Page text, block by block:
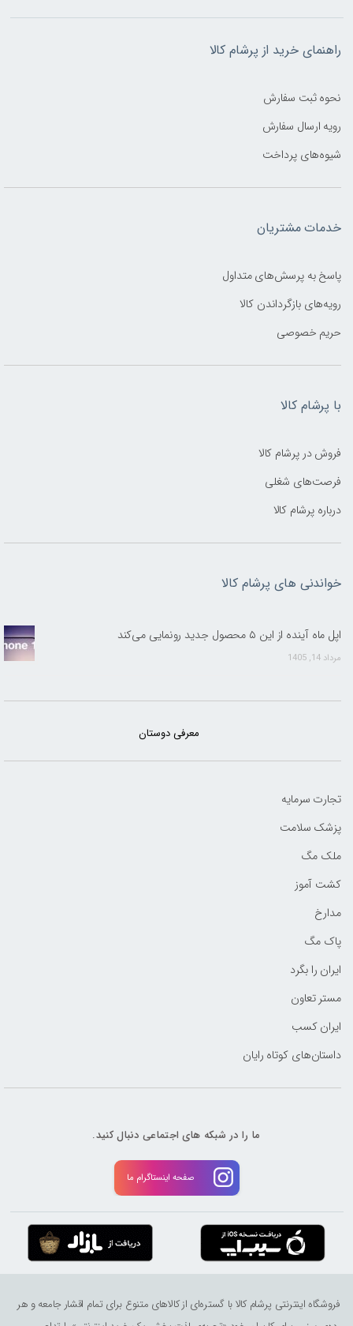
راهنمای خرید از پرشام کالا
نحوه ثبت سفارش
رویه ارسال سفارش
شیوه‌های پرداخت
خدمات مشتریان
پاسخ به پرسش‌های متداول
رویه‌های بازگرداندن کالا
حریم خصوصی
با پرشام کالا
فروش در پرشام کالا
فرصت‌های شغلی
درباره پرشام کالا
خواندنی های پرشام کالا
اپل ماه آینده از این ۵ محصول جدید رونمایی می‌کند
مرداد 14, 1405
معرفی دوستان
تجارت سرمایه
پزشک سلامت
ملک مگ
کشت آموز
مدارخ
پاک مگ
ایران را بگرد
مستر تعاون
ایران کسب
داستان‌های کوتاه رایان
ما را در شبکه های اجتماعی دنبال کنید.
صفحه اینستاگرام ما
فروشگاه اینترنتی پرشام کالا با گستره‌ای از کالاهای متنوع برای تمام اقشار جامعه و هر